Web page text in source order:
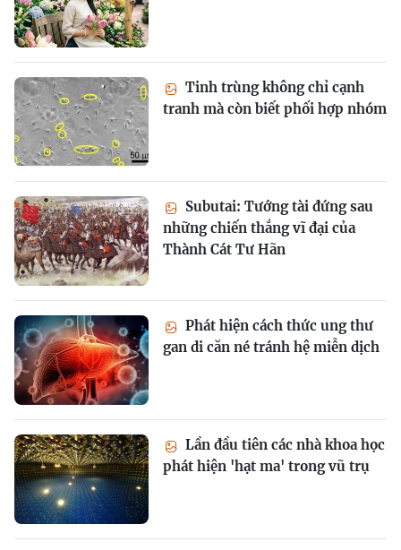
Tinh trùng không chỉ cạnh
tranh mà còn biết phối hợp nhóm
Subutai: Tướng tài đứng sau
những chiến thắng vĩ đại của
Thành Cát Tư Hãn
Phát hiện cách thức ung thư
gan di căn né tránh hệ miễn dịch
Lần đầu tiên các nhà khoa học
phát hiện 'hạt ma' trong vũ trụ